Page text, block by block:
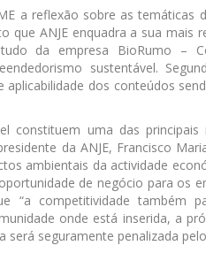
a reflexão sobre as temáticas
que ANJE enquadra a sua mais
da empresa BioRumo –
sustentável.
dos conteúdos
uma das principais
da ANJE, Francisco
ambientais da actividade
de negócio para os
“a competitividade também
onde está inserida, a
seguramente penalizada